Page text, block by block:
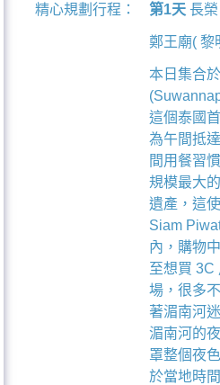
精心規劃行程： 第1天 長
鄭王廟( 黎
本日集合
這個泰國
為午間抵
間用餐習
規模最大
遺產，這
Siam
內，購物
至想買 3C
場，很多
著湄南河
湄南河的
罩整個夜
於當地時